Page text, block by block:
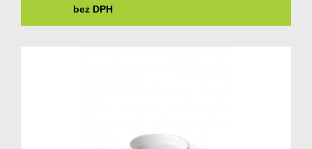
bez DPH